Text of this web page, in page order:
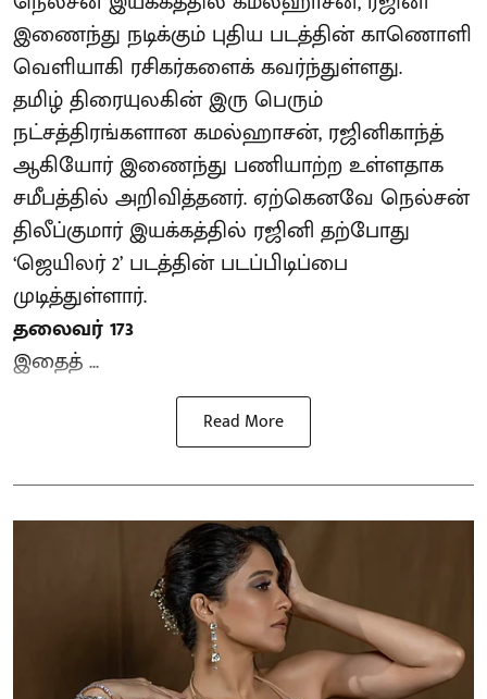
இணைந்து நடிக்கும் புதிய படத்தின் காணொளி
வெளியாகி ரசிகர்களைக் கவர்ந்துள்ளது.
தமிழ் திரையுலகின் இரு பெரும்
நட்சத்திரங்களான கமல்ஹாசன், ரஜினிகாந்த்
ஆகியோர் இணைந்து பணியாற்ற உள்ளதாக
சமீபத்தில் அறிவித்தனர். ஏற்கெனவே நெல்சன்
திலீப்குமார் இயக்கத்தில் ரஜினி தற்போது
‘ஜெயிலர் 2’ படத்தின் படப்பிடிப்பை
முடித்துள்ளார்.
தலைவர் 173
இதைத் ...
Read More